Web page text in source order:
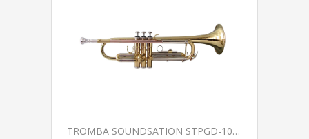
TROMBA SOUNDSATION STPGD-10 GOLD